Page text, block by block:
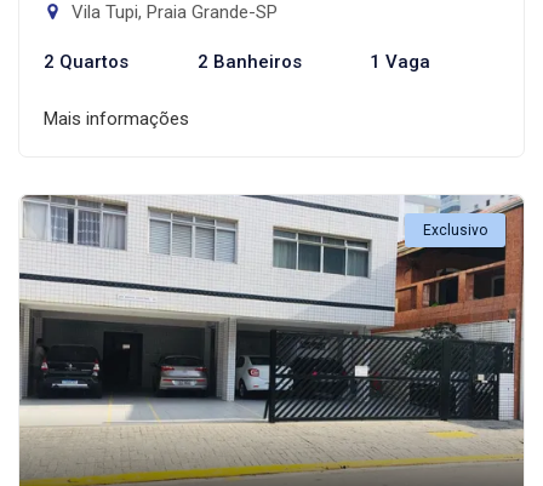
Vila Tupi, Praia Grande-SP
2 Quartos 2 Banheiros 1 Vaga
Mais informações
Exclusivo